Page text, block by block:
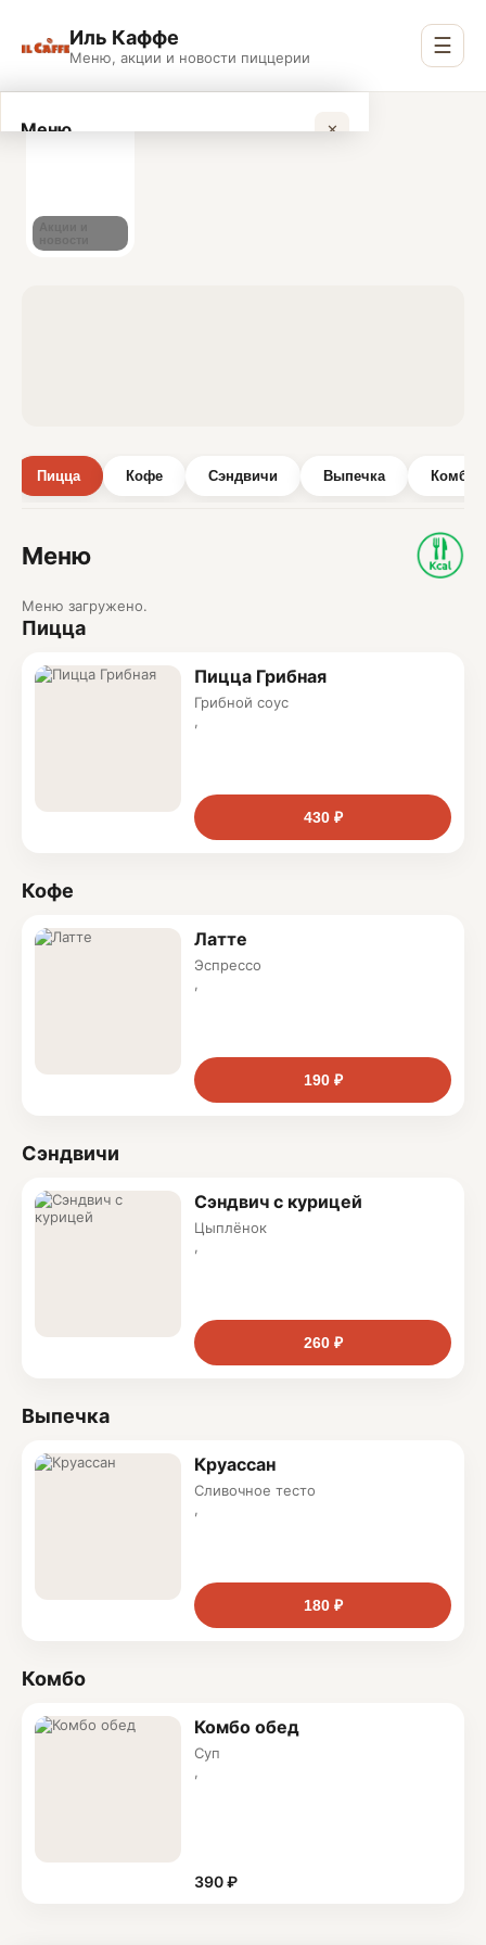
Иль Каффе
Меню, акции и новости пиццерии ☰
Меню ✕
Меню и заказы в одном
Пицца Кофе Сэндвичи Выпечка Комбо
Меню
Меню загружено.
Пицца
Пицца Грибная
Грибной соус
,
430 ₽
Кофе
Латте
Эспрессо
,
190 ₽
Сэндвичи
Сэндвич с курицей
Цыплёнок
,
260 ₽
Выпечка
Круассан
Сливочное тесто
,
180 ₽
Комбо
Комбо обед
Суп
,
390 ₽